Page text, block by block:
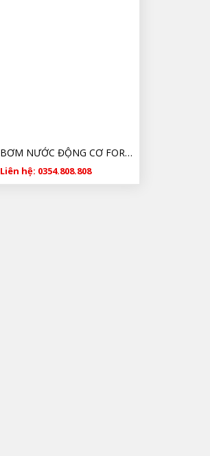
BƠM NƯỚC ĐỘNG CƠ FORD FIESTA 2014 7S7G8505 GIÁ TỐT
Liên hệ: 0354.808.808